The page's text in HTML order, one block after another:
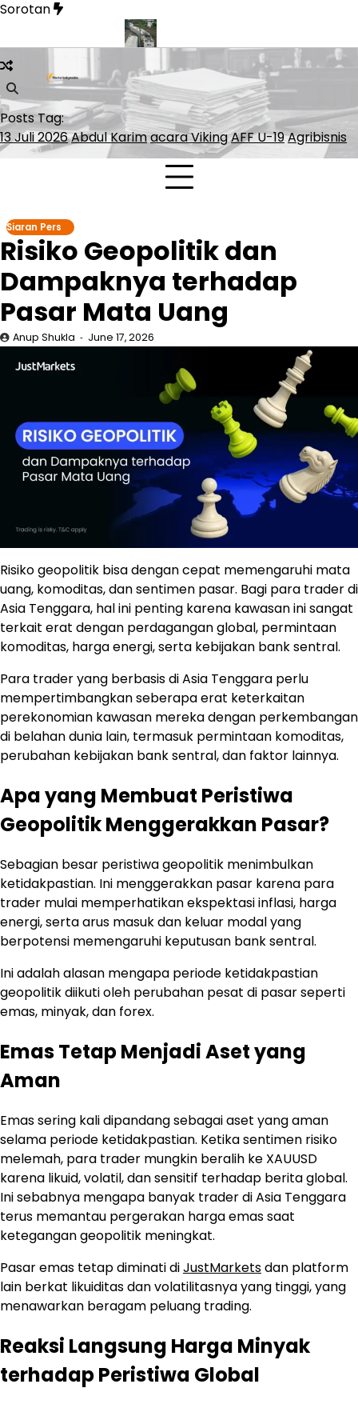
Skip
content
Sorotan
serta Hilirisasi KAI Daop 6 Tangani 1.075 Barang
Posts Tag:
13 Juli 2026Abdul Karimacara VikingAFF U-19Agribisnis
Siaran Pers
Risiko Geopolitik dan
Dampaknya terhadap
Pasar Mata Uang
Anup Shukla June 17, 2026
Risiko geopolitik bisa dengan cepat memengaruhi mata
uang, komoditas, dan sentimen pasar. Bagi para trader di
Asia Tenggara, hal ini penting karena kawasan ini sangat
terkait erat dengan perdagangan global, permintaan
komoditas, harga energi, serta kebijakan bank sentral.
Para trader yang berbasis di Asia Tenggara perlu
mempertimbangkan seberapa erat keterkaitan
perekonomian kawasan mereka dengan perkembangan
di belahan dunia lain, termasuk permintaan komoditas,
perubahan kebijakan bank sentral, dan faktor lainnya.
Apa yang Membuat Peristiwa
Geopolitik Menggerakkan Pasar?
Sebagian besar peristiwa geopolitik menimbulkan
ketidakpastian. Ini menggerakkan pasar karena para
trader mulai memperhatikan ekspektasi inflasi, harga
energi, serta arus masuk dan keluar modal yang
berpotensi memengaruhi keputusan bank sentral.
Ini adalah alasan mengapa periode ketidakpastian
geopolitik diikuti oleh perubahan pesat di pasar seperti
emas, minyak, dan forex.
Emas Tetap Menjadi Aset yang
Aman
Emas sering kali dipandang sebagai aset yang aman
selama periode ketidakpastian. Ketika sentimen risiko
melemah, para trader mungkin beralih ke XAUUSD
karena likuid, volatil, dan sensitif terhadap berita global.
Ini sebabnya mengapa banyak trader di Asia Tenggara
terus memantau pergerakan harga emas saat
ketegangan geopolitik meningkat.
Pasar emas tetap diminati diJustMarketsdan platform
lain berkat likuiditas dan volatilitasnya yang tinggi, yang
menawarkan beragam peluang trading.
Reaksi Langsung Harga Minyak
terhadap Peristiwa Global